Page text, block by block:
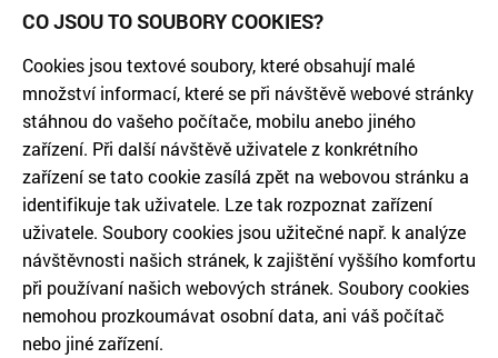
CO JSOU TO SOUBORY COOKIES?
Cookies jsou textové soubory, které obsahují malé
množství informací, které se při návštěvě webové stránky
stáhnou do vašeho počítače, mobilu anebo jiného
zařízení. Při další návštěvě uživatele z konkrétního
zařízení se tato cookie zasílá zpět na webovou stránku a
identifikuje tak uživatele. Lze tak rozpoznat zařízení
uživatele. Soubory cookies jsou užitečné např. k analýze
návštěvnosti našich stránek, k zajištění vyššího komfortu
při používaní našich webových stránek. Soubory cookies
nemohou prozkoumávat osobní data, ani váš počítač
nebo jiné zařízení.